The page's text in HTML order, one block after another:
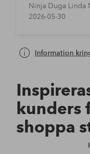
Ninja Duga Linda
2026-05-30
Information
kunders
shoppa